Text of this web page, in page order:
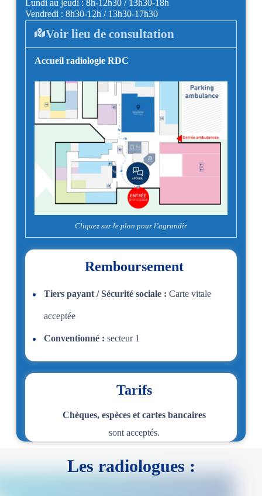
Lundi au jeudi : 8h-12h30 / 13h30-18h
Vendredi : 8h30-12h / 13h30-17h30
Voir lieu de consultation
Accueil radiologie RDC
Cliquez sur le plan pour l’agrandir
Remboursement
Tiers payant / Sécurité sociale : Carte vitale
acceptée
Conventionné : secteur 1
Tarifs
Chèques, espèces et cartes bancaires
sont acceptés.
Les radiologues :